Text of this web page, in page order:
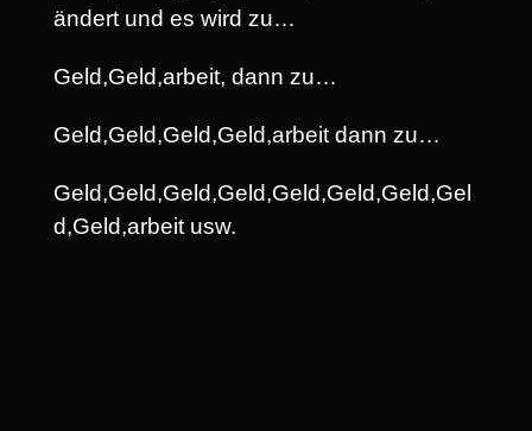
ändert und es wird zu…
Geld,Geld,arbeit, dann zu…
Geld,Geld,Geld,Geld,arbeit dann zu…
Geld,Geld,Geld,Geld,Geld,Geld,Geld,Gel
d,Geld,arbeit usw.